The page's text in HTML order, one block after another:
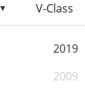
V-Class
2019
2009